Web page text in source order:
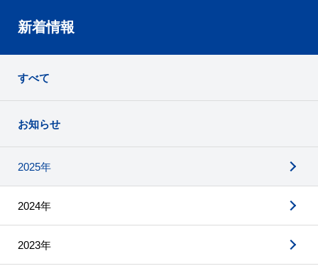
新着情報
すべて
お知らせ
2025年
2024年
2023年